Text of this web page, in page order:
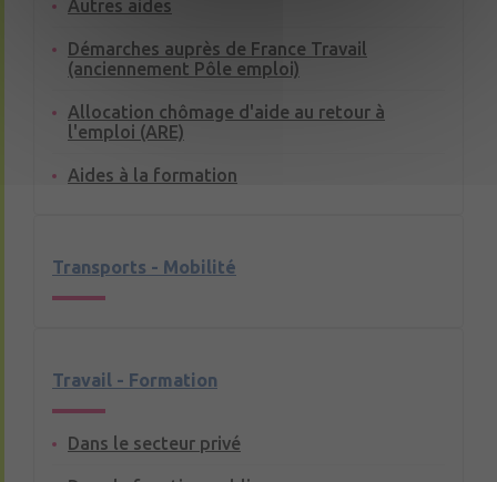
Autres aides
Démarches auprès de France Travail
(anciennement Pôle emploi)
Allocation chômage d'aide au retour à
l'emploi (ARE)
Aides à la formation
Transports - Mobilité
Travail - Formation
Dans le secteur privé